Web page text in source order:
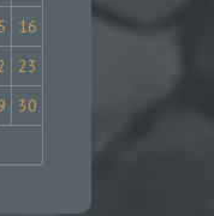
16
23
30